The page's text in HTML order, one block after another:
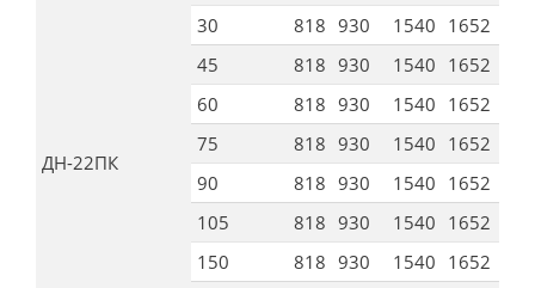
ДН-22ПК
30
818 930 1540 1652
45
818 930 1540 1652
60
818 930 1540 1652
75
818 930 1540 1652
90
818 930 1540 1652
105
818 930 1540 1652
150
818 930 1540 1652